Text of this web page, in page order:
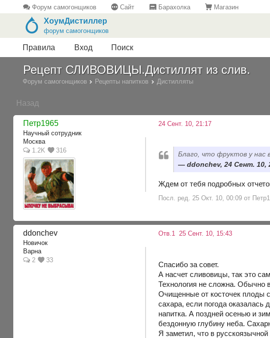
Форум самогонщиков Сайт Барахолка Магазин
ХоумДистиллер
форум самогонщиков
Правила Вход Поиск
Рецепт СЛИВОВИЦЫ.Дистиллят из слив.
Форум самогонщиков Рецепты напитков Дистилляты
Назад
Петр1965
Научный сотрудник
Москва
1.2K
316
24 Сент. 10, 21:17
Благо, что фруктов у нас
ddonchev, 24 Сент. 10,
Ждем от тебя подробных
Посл. ред. 25 Окт. 10, 00:09 от
ddonchev
Новичок
Варна
2
33
Отв.1 25 Сент. 10, 15:43
Спасибо за совет.
А насчет сливовицы, так это
Технология не сложна. Обычно
Очищенные от косточек плоды
сахара, если погода
напитка. А поздней осенью и
бездонную глубину неба.
Я заметил, что в